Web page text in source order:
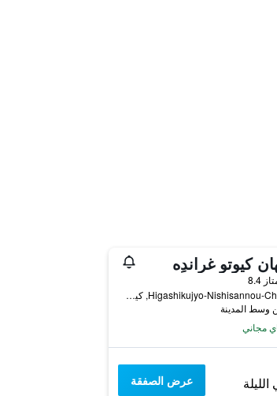
كيوتو غراندِه
8.4
31 Higashikujyo-Nishisannou-Cho, Minami, كيوتو, اليابان
مجاني
عرض الصفقة